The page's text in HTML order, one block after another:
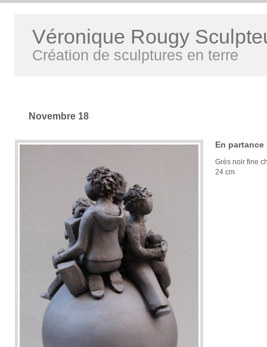
Véronique Rougy
Création de sculptures en terre
Novembre 18
En partance
Grès noir fine
24 cm